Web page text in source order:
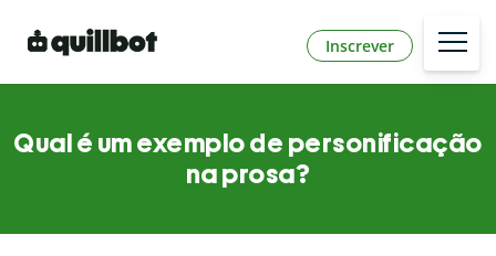
Inscrever
Qual é um exemplo de personificação
na prosa?